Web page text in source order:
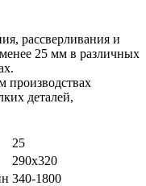
рассверливания и
25 мм в различных
производствах
деталей,
25
290х320
340-1800